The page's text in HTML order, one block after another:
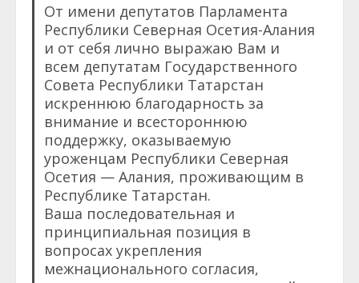
От имени депутатов Парламента
Республики Северная Осетия-Алания
и от себя лично выражаю Вам и
всем депутатам Государственного
Совета Республики Татарстан
искреннюю благодарность за
внимание и всестороннюю
поддержку, оказываемую
уроженцам Республики Северная
Осетия — Алания, проживающим в
Республике Татарстан.
Ваша последовательная и
принципиальная позиция в
вопросах укрепления
межнационального согласия,